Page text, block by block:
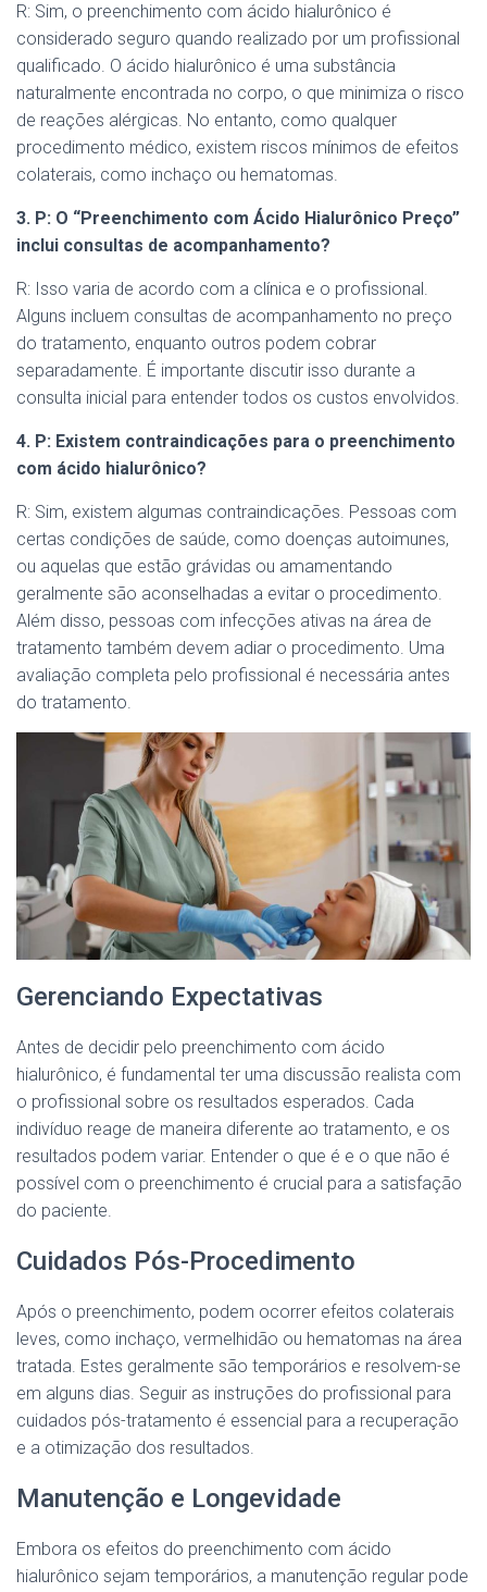
R: Sim, o preenchimento com ácido hialurônico é
considerado seguro quando realizado por um profissional
qualificado. O ácido hialurônico é uma substância
naturalmente encontrada no corpo, o que minimiza o risco
de reações alérgicas. No entanto, como qualquer
procedimento médico, existem riscos mínimos de efeitos
colaterais, como inchaço ou hematomas.
3. P: O “Preenchimento com Ácido Hialurônico Preço”
inclui consultas de acompanhamento?
R: Isso varia de acordo com a clínica e o profissional.
Alguns incluem consultas de acompanhamento no preço
do tratamento, enquanto outros podem cobrar
separadamente. É importante discutir isso durante a
consulta inicial para entender todos os custos envolvidos.
4. P: Existem contraindicações para o preenchimento
com ácido hialurônico?
R: Sim, existem algumas contraindicações. Pessoas com
certas condições de saúde, como doenças autoimunes,
ou aquelas que estão grávidas ou amamentando
geralmente são aconselhadas a evitar o procedimento.
Além disso, pessoas com infecções ativas na área de
tratamento também devem adiar o procedimento. Uma
avaliação completa pelo profissional é necessária antes
do tratamento.
Gerenciando Expectativas
Antes de decidir pelo preenchimento com ácido
hialurônico, é fundamental ter uma discussão realista com
o profissional sobre os resultados esperados. Cada
indivíduo reage de maneira diferente ao tratamento, e os
resultados podem variar. Entender o que é e o que não é
possível com o preenchimento é crucial para a satisfação
do paciente.
Cuidados Pós-Procedimento
Após o preenchimento, podem ocorrer efeitos colaterais
leves, como inchaço, vermelhidão ou hematomas na área
tratada. Estes geralmente são temporários e resolvem-se
em alguns dias. Seguir as instruções do profissional para
cuidados pós-tratamento é essencial para a recuperação
e a otimização dos resultados.
Manutenção e Longevidade
Embora os efeitos do preenchimento com ácido
hialurônico sejam temporários, a manutenção regular pode